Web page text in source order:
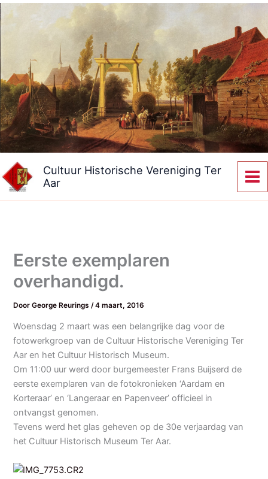
Ga
naar
Cultuur Historische Vereniging Ter
Aar
Eerste exemplaren
overhandigd.
DoorGeorge Reurings /4 maart, 2016
Woensdag 2 maart was een belangrijke dag voor de
fotowerkgroep van de Cultuur Historische Vereniging Ter
Aar en het Cultuur Historisch Museum.
Om 11:00 uur werd door burgemeester Frans Buijserd de
eerste exemplaren van de fotokronieken ‘Aardam en
Korteraar’ en ‘Langeraar en Papenveer’ officieel in
ontvangst genomen.
Tevens werd het glas geheven op de 30e verjaardag van
het Cultuur Historisch Museum Ter Aar.